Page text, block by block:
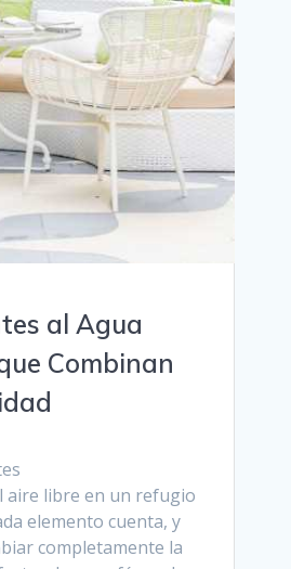
al Agua
Combinan
aire libre en un refugio
elemento cuenta, y
completamente la